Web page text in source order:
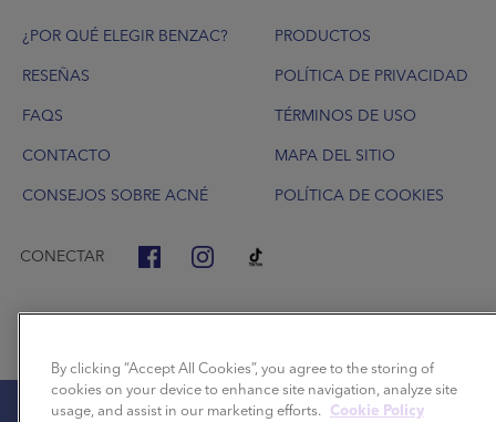
Footer
¿POR QUÉ ELEGIR BENZAC?
RESEÑAS
FAQS
CONTACTO
CONSEJOS SOBRE ACNÉ
PRODUCTOS
POLÍTICA DE PRIVACIDAD
TÉRMINOS DE USO
MAPA DEL SITIO
POLÍTICA DE COOKIES
CONECTAR
By clicking “Accept All Cookies”, you agree to the storing of
cookies on your device to enhance site navigation, analyze site
usage, and assist in our marketing efforts. Cookie Policy